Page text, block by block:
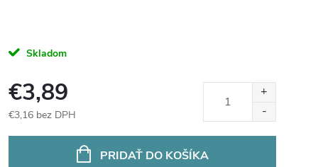
Skladom
€3,89
€3,16 bez DPH
PRIDAŤ DO KOŠÍKA